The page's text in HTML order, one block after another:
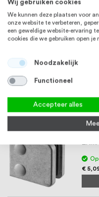
€ 8,12
ZAMAK
Q-
Op
€
Wij gebruiken cookies
We kunnen deze plaatsen voor
onze website te verbeteren,
een geweldige website-ervaring
cookies die we gebruiken open je
Noodzakelijk
Functioneel
Accepteer alles